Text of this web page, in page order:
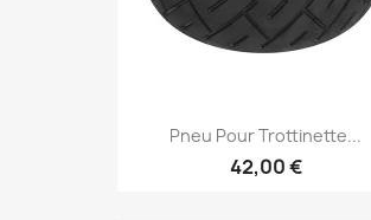
Pneu Pour Trottinette...
42,00 €